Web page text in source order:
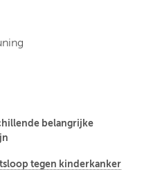
belangrijke
tegen kinderkanker